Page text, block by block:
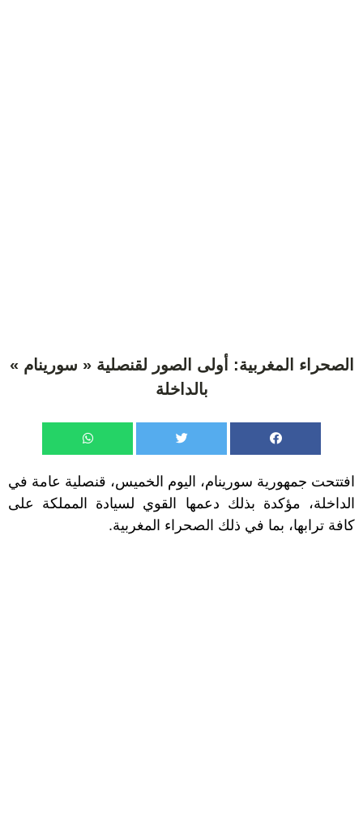
الصحراء المغربية: أولى الصور لقنصلية « سورينام »
بالداخلة
افتتحت جمهورية سورينام، اليوم الخميس، قنصلية عامة في
الداخلة، مؤكدة بذلك دعمها القوي لسيادة المملكة على
كافة ترابها، بما في ذلك الصحراء المغربية.